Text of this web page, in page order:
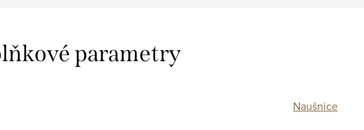
parametry
Naušnice